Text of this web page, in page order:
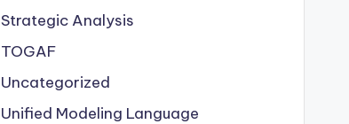
Strategic Analysis
TOGAF
Uncategorized
Unified Modeling Language